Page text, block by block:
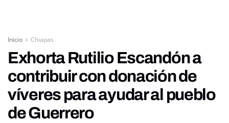
Inicio Chiapas
Exhorta Rutilio Escandón a
contribuir con donación de
víveres para ayudar al pueblo
de Guerrero